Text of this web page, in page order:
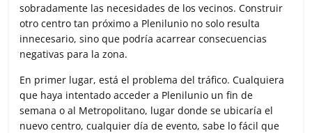
sobradamente las necesidades de los vecinos. Construir
otro centro tan próximo a Plenilunio no solo resulta
innecesario, sino que podría acarrear consecuencias
negativas para la zona.
En primer lugar, está el problema del tráfico. Cualquiera
que haya intentado acceder a Plenilunio un fin de
semana o al Metropolitano, lugar donde se ubicaría el
nuevo centro, cualquier día de evento, sabe lo fácil que